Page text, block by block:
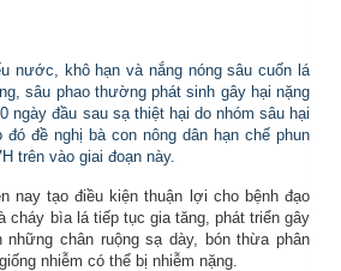
nước, khô hạn và nắng nóng sâu cuốn lá
sâu phao thường phát sinh gây hại nặng
ngày đầu sau sạ thiệt hại do nhóm sâu hại
đề nghị bà con nông dân hạn chế phun
trên vào giai đoạn này.
nay tạo điều kiện thuận lợi cho bệnh đạo
cháy bìa lá tiếp tục gia tăng, phát triển gây
những chân ruộng sạ dày, bón thừa phân
nhiễm có thể bị nhiễm nặng.